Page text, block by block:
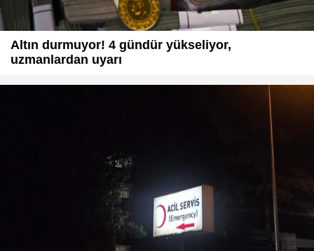
Altın durmuyor! 4 gündür yükseliyor,
uzmanlardan uyarı